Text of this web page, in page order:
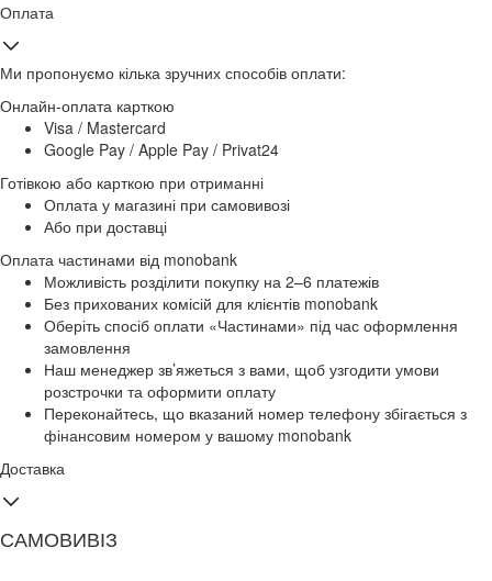
Оплата
Ми пропонуємо кілька зручних способів оплати:
Онлайн-оплата карткою
Visa / Mastercard
Google Pay / Apple Pay / Privat24
Готівкою або карткою при отриманні
Оплата у магазині при самовивозі
Або при доставці
Оплата частинами від monobank
Можливість розділити покупку на 2–6 платежів
Без прихованих комісій для клієнтів monobank
Оберіть спосіб оплати «Частинами» під час оформлення
замовлення
Наш менеджер зв’яжеться з вами, щоб узгодити умови
розстрочки та оформити оплату
Переконайтесь, що вказаний номер телефону збігається з
фінансовим номером у вашому monobank
Доставка
САМОВИВІЗ